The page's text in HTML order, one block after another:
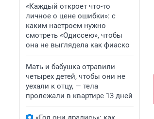
«Каждый откроет что-то
личное о цене ошибки»: с
каким настроем нужно
смотреть «Одиссею», чтобы
она не выглядела как фиаско
Мать и бабушка отравили
четырех детей, чтобы они не
уехали к отцу, — тела
пролежали в квартире 13 дней